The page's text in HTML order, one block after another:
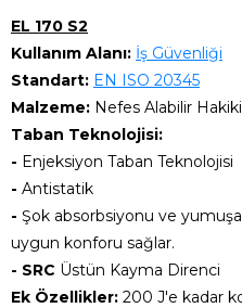
EL 170 S2
Kullanım Alanı: İş Güvenliği
Standart: EN ISO 20345
Malzeme: Nefes Alabilir
Taban Teknolojisi:
- Enjeksiyon Taban Teknolojisi
- Antistatik
- Şok absorbsiyonu ve
uygun konforu sağlar.
- SRC Üstün Kayma Direnci
Ek Özellikler: 200 J'e kadar